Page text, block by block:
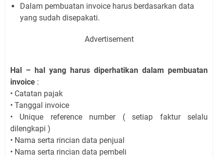
Dalam pembuatan invoice harus berdasarkan data
yang sudah disepakati.
Advertisement
Hal – hal yang harus diperhatikan dalam pembuatan
invoice :
• Catatan pajak
• Tanggal invoice
• Unique reference number ( setiap faktur selalu
dilengkapi )
• Nama serta rincian data penjual
• Nama serta rincian data pembeli